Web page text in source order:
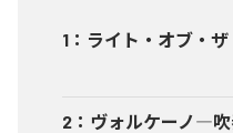
1 ： ライト・オブ・
2 ： ヴォルケーノ―